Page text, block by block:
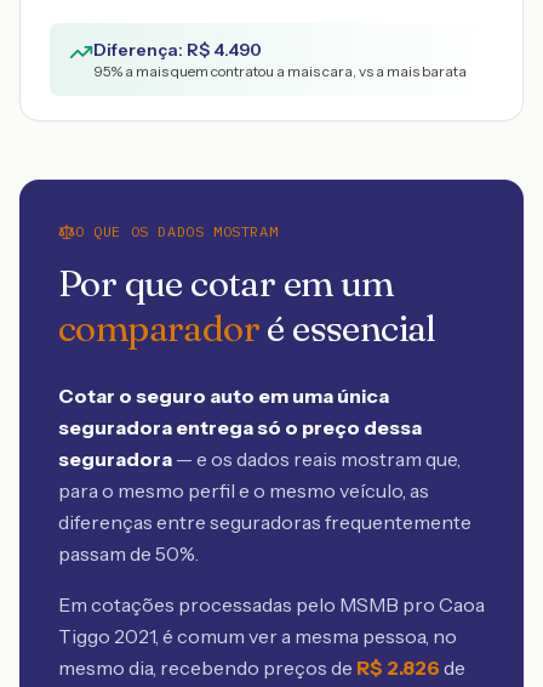
Diferença: R$ 4.490
95% a mais quem contratou a mais cara, vs a mais barata
O QUE OS DADOS MOSTRAM
Por que cotar em um
comparadoré essencial
Cotar o seguro auto em uma única
seguradora entrega só o preço dessa
seguradora — e os dados reais mostram que,
para o mesmo perfil e o mesmo veículo, as
diferenças entre seguradoras frequentemente
passam de 50%.
Em cotações processadas pelo MSMB pro Caoa
Tiggo 2021, é comum ver a mesma pessoa, no
mesmo dia, recebendo preços de R$ 2.826 de